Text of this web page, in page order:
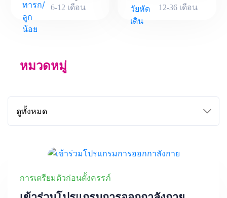
6-12 เดือน
12-36 เดือน
หมวดหมู่
การเตรียมตัวก่อนตั้งครรภ์